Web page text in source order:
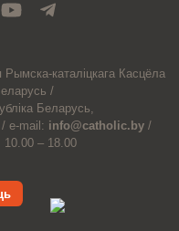
Рымска-каталіцкага Касцёла
/
Беларусь,
/ e-mail: info@catholic.by /
10.00 – 18.00